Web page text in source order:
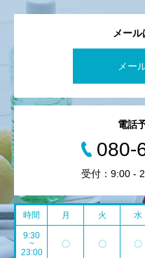
メー
メー
電話
080-
受付：9:00 -
時間 月 火 水
9:30
~
23:00
〇 〇 〇